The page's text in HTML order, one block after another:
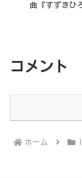
曲『すずきひ
コメント
ホーム